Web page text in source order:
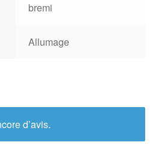
bremi
Allumage
d’avis.